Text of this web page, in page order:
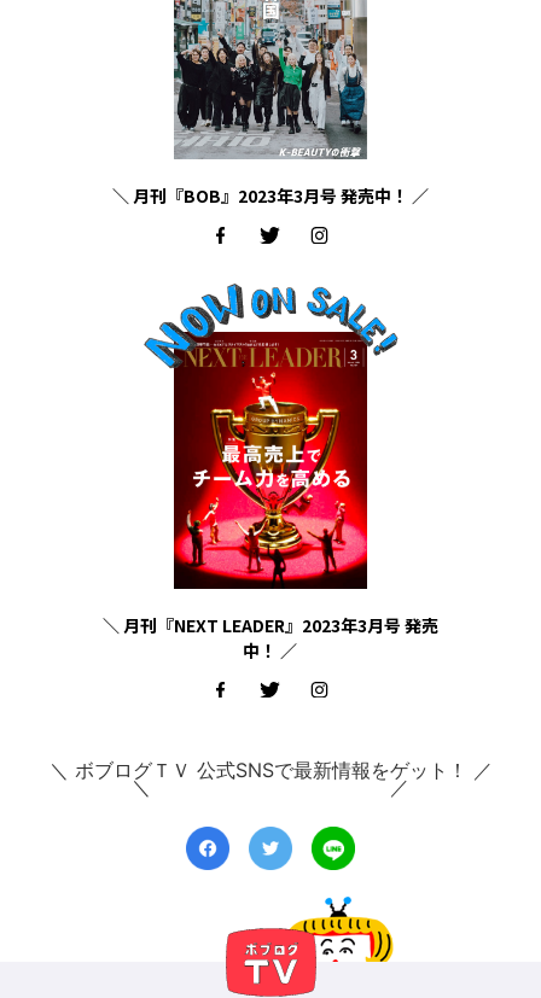
＼ 月刊『BOB』2023年3月号 発売中！ ／
＼ 月刊『NEXT LEADER』2023年3月号 発売
中！ ／
＼ ボブログＴＶ 公式SNSで最新情報をゲット！ ／